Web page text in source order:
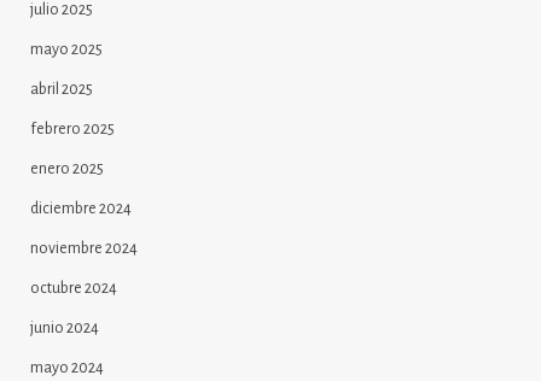
julio 2025
mayo 2025
abril 2025
febrero 2025
enero 2025
diciembre 2024
noviembre 2024
octubre 2024
junio 2024
mayo 2024